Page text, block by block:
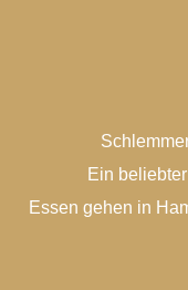
Ein
Essen gehen in